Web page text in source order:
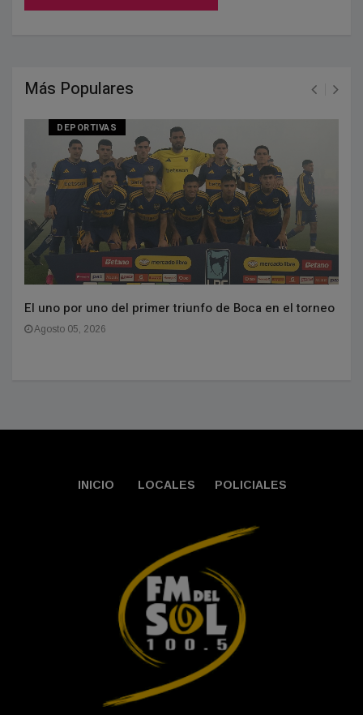
Más Populares
DEPORTIVAS
El uno por uno del primer triunfo de Boca en el torneo
Agosto 05, 2026
INICIO LOCALES POLICIALES